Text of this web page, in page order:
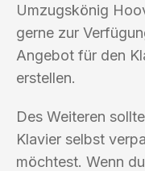
Umzugskönig
gerne zur
Angebot für den
erstellen.
Des Weiteren
Klavier selbst
möchtest. Wenn